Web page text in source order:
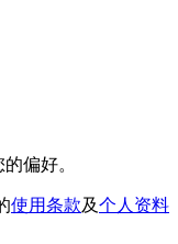
偏好。
使用条款及个人资料